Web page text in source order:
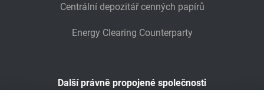
Centrální depozitář cenných papírů
Energy Clearing Counterparty
Další právně propojené společnosti